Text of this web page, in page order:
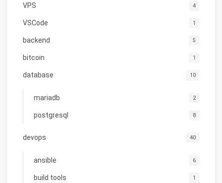
VPS 4
VSCode 1
backend 5
bitcoin 1
database 10
mariadb 2
postgresql 8
devops 40
ansible 6
build tools 1